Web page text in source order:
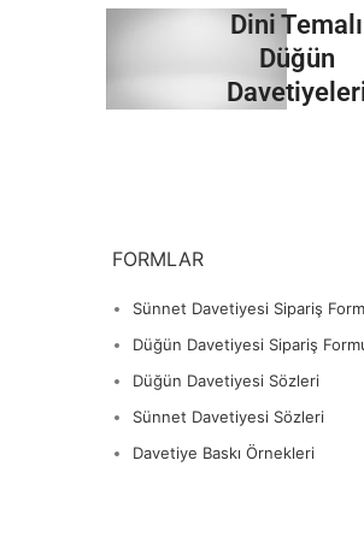
İncele
Dini Temalı
Düğün
FORMLAR
Sünnet Davetiyesi Sipariş
Düğün Davetiyesi Sipariş
Düğün Davetiyesi Sözleri
Sünnet Davetiyesi Sözleri
Davetiye Baskı Örnekleri